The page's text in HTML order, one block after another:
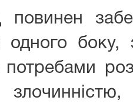
повинен
боку,